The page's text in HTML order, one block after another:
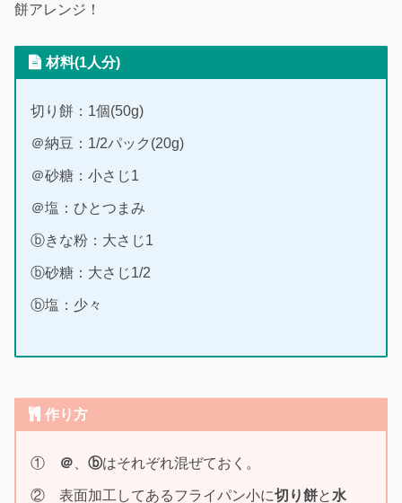
餅アレンジ！
材料(1人分)
切り餅：1個(50g)
＠納豆：1/2パック(20g)
＠砂糖：小さじ1
＠塩：ひとつまみ
ⓑきな粉：大さじ1
ⓑ砂糖：大さじ1/2
ⓑ塩：少々
作り方
① ＠ ⓑはそれぞれ混ぜておく。
② 表面加工してあるフライパン小に切り餅と 水